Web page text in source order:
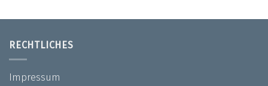
RECHTLICHES
Impressum